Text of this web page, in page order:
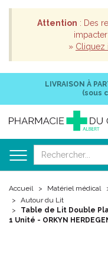
Attention : Des
» Cliquez
LIVRAISON À
(sous
Accueil Matériel médical
Autour du Lit
Table de Lit Double
1 Unité - ORKYN